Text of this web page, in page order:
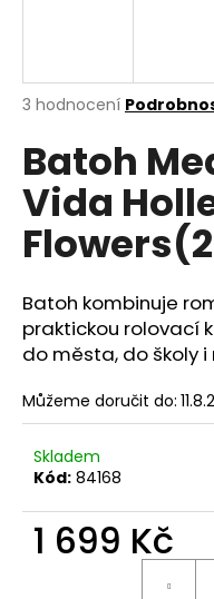
Průměrné
produktu
je
5,0
z
5
hvězdiček.
3 hodnocení
Batoh
Vida
Batoh kombinuje
praktickou rolovací
do města, do školy i
Můžeme doručit do:
Skladem
Kód: 84168
1 699 Kč
í
t
?
D
p
o
u
u